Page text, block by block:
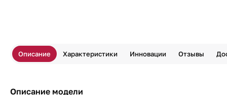
Описание Характеристики Инновации Отзывы
Описание модели